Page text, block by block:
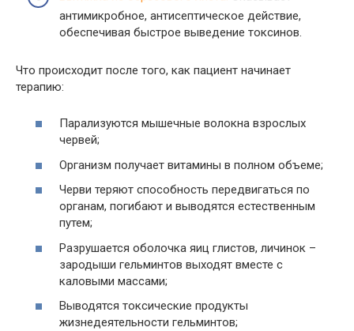
антимикробное, антисептическое действие,
обеспечивая быстрое выведение токсинов.
Что происходит после того, как пациент начинает
терапию:
Парализуются мышечные волокна взрослых
червей;
Организм получает витамины в полном объеме;
Черви теряют способность передвигаться по
органам, погибают и выводятся естественным
путем;
Разрушается оболочка яиц глистов, личинок –
зародыши гельминтов выходят вместе с
каловыми массами;
Выводятся токсические продукты
жизнедеятельности гельминтов;